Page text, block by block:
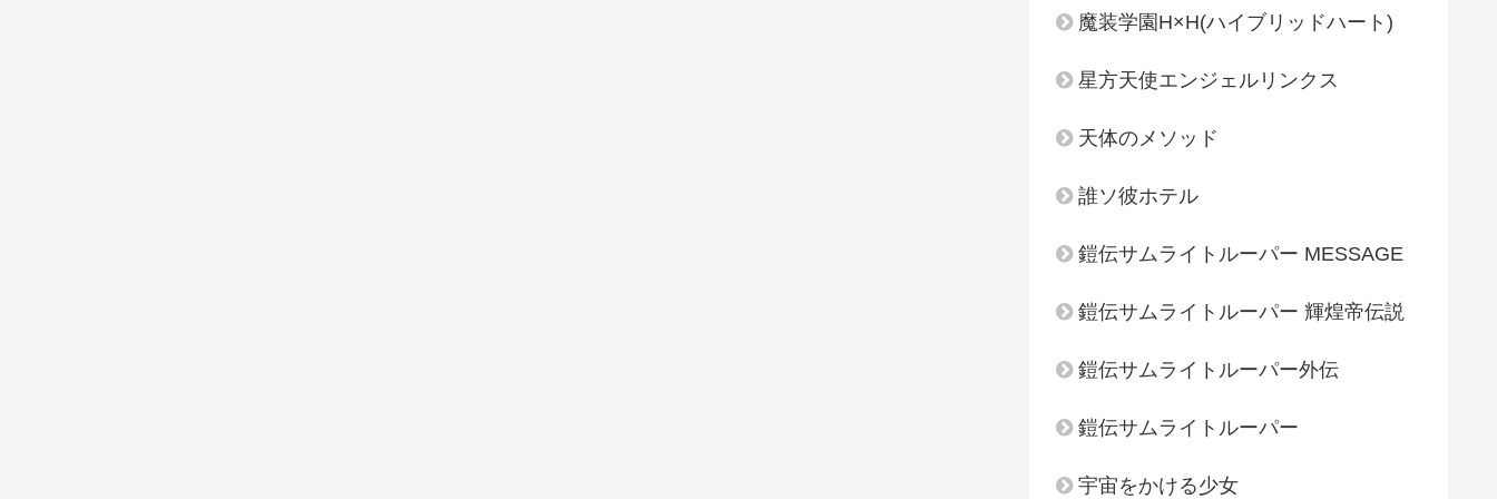
魔装学園H×H(ハイブリッドハート)
星方天使エンジェルリンクス
天体のメソッド
誰ソ彼ホテル
鎧伝サムライトルーパー MESSAGE
鎧伝サムライトルーパー 輝煌帝伝説
鎧伝サムライトルーパー外伝
鎧伝サムライトルーパー
宇宙をかける少女